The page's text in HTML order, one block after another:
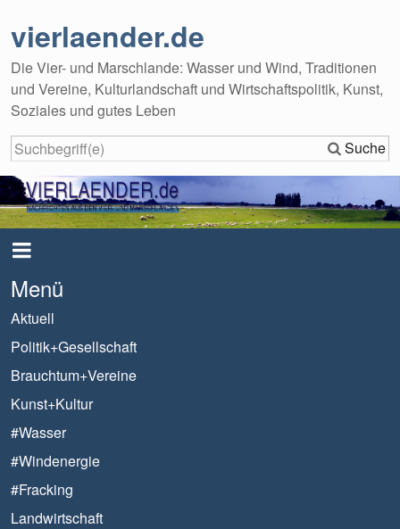
vierlaender.de
Die Vier- und Marschlande: Wasser und Wind, Traditionen
und Vereine, Kulturlandschaft und Wirtschaftspolitik, Kunst,
Soziales und gutes Leben
Suche
Menü
Aktuell
Politik+Gesellschaft
Brauchtum+Vereine
Kunst+Kultur
#Wasser
#Windenergie
#Fracking
Landwirtschaft